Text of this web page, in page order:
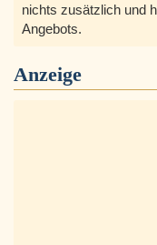
nichts zusätzlich und
Angebots.
Anzeige